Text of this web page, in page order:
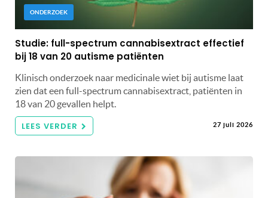
ONDERZOEK
Studie: full-spectrum cannabisextract effectief
bij 18 van 20 autisme patiënten
Klinisch onderzoek naar medicinale wiet bij autisme laat
zien dat een full-spectrum cannabisextract, patiënten in
18 van 20 gevallen helpt.
LEES VERDER 27 juli 2026